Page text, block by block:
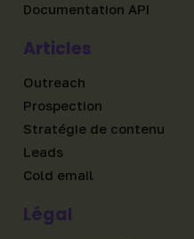
Documentation API
Articles
Outreach
Prospection
Stratégie de contenu
Leads
Cold email
Légal